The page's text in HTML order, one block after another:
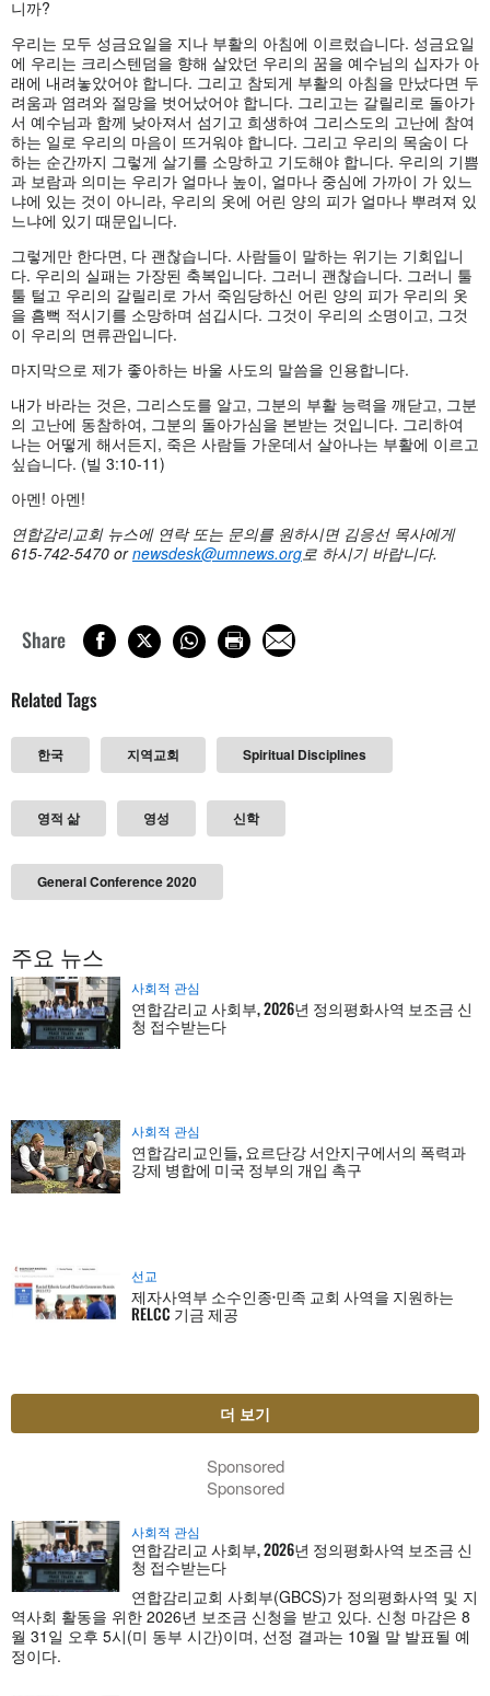
니까?
우리는 모두 성금요일을 지나 부활의 아침에 이르렀습니다. 성금요일
에 우리는 크리스텐덤을 향해 살았던 우리의 꿈을 예수님의 십자가 아
래에 내려놓았어야 합니다. 그리고 참되게 부활의 아침을 만났다면 두
려움과 염려와 절망을 벗어났어야 합니다. 그리고는 갈릴리로 돌아가
서 예수님과 함께 낮아져서 섬기고 희생하여 그리스도의 고난에 참여
하는 일로 우리의 마음이 뜨거워야 합니다. 그리고 우리의 목숨이 다
하는 순간까지 그렇게 살기를 소망하고 기도해야 합니다. 우리의 기쁨
과 보람과 의미는 우리가 얼마나 높이, 얼마나 중심에 가까이 가 있느
냐에 있는 것이 아니라, 우리의 옷에 어린 양의 피가 얼마나 뿌려져 있
느냐에 있기 때문입니다.
그렇게만 한다면, 다 괜찮습니다. 사람들이 말하는 위기는 기회입니
다. 우리의 실패는 가장된 축복입니다. 그러니 괜찮습니다. 그러니 툴
툴 털고 우리의 갈릴리로 가서 죽임당하신 어린 양의 피가 우리의 옷
을 흠뻑 적시기를 소망하며 섬깁시다. 그것이 우리의 소명이고, 그것
이 우리의 면류관입니다.
마지막으로 제가 좋아하는 바울 사도의 말씀을 인용합니다.
내가 바라는 것은, 그리스도를 알고, 그분의 부활 능력을 깨닫고, 그분
의 고난에 동참하여, 그분의 돌아가심을 본받는 것입니다. 그리하여
나는 어떻게 해서든지, 죽은 사람들 가운데서 살아나는 부활에 이르고
싶습니다. (빌 3:10-11)
아멘! 아멘!
연합감리교회 뉴스에 연락 또는 문의를 원하시면 김응선 목사에게
615-742-5470 ornewsdesk@umnews.org로 하시기 바랍니다.
Share
Related Tags
한국 지역교회 Spiritual Disciplines
영적 삶 영성 신학
General Conference 2020
주요 뉴스
사회적 관심
연합감리교 사회부, 2026년 정의평화사역 보조금 신
청 접수받는다
사회적 관심
연합감리교인들, 요르단강 서안지구에서의 폭력과
강제 병합에 미국 정부의 개입 촉구
선교
제자사역부 소수인종·민족 교회 사역을 지원하는
RELCC 기금 제공
더 보기
Sponsored
Sponsored
사회적 관심
연합감리교 사회부, 2026년 정의평화사역 보조금 신
청 접수받는다
연합감리교회 사회부(GBCS)가 정의평화사역 및 지
역사회 활동을 위한 2026년 보조금 신청을 받고 있다. 신청 마감은 8
월 31일 오후 5시(미 동부 시간)이며, 선정 결과는 10월 말 발표될 예
정이다.